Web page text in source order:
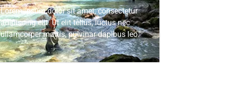
Lorem ipsum dolor sit amet, consectetur
adipiscing elit. Ut elit tellus, luctus nec
ullamcorper mattis, pulvinar dapibus leo.